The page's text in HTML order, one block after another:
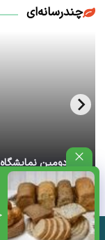
چندرسانه‌ای
آغاز دومین
تهران+ ویدئو